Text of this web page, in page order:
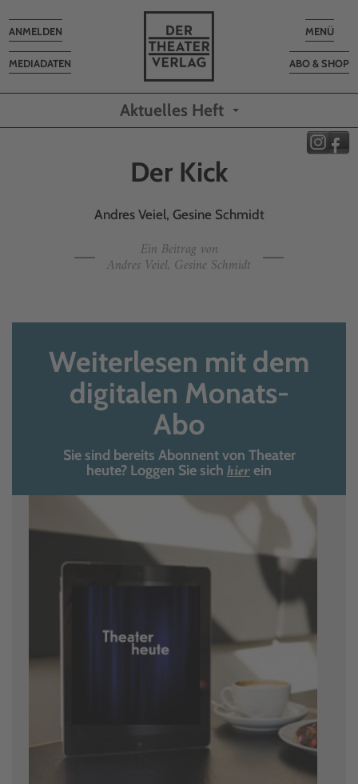
Toggle
MENÜ
ABO & SHOP
MEDIADATEN
Toggle
navigation
ANMELDEN
Aktuelles Heft
Der Kick
Andres Veiel, Gesine Schmidt
Ein Beitrag von
Andres Veiel, Gesine Schmidt
Weiterlesen mit dem
digitalen Monats-
Abo
Sie sind bereits Abonnent von Theater
heute? Loggen Sie sich hierein